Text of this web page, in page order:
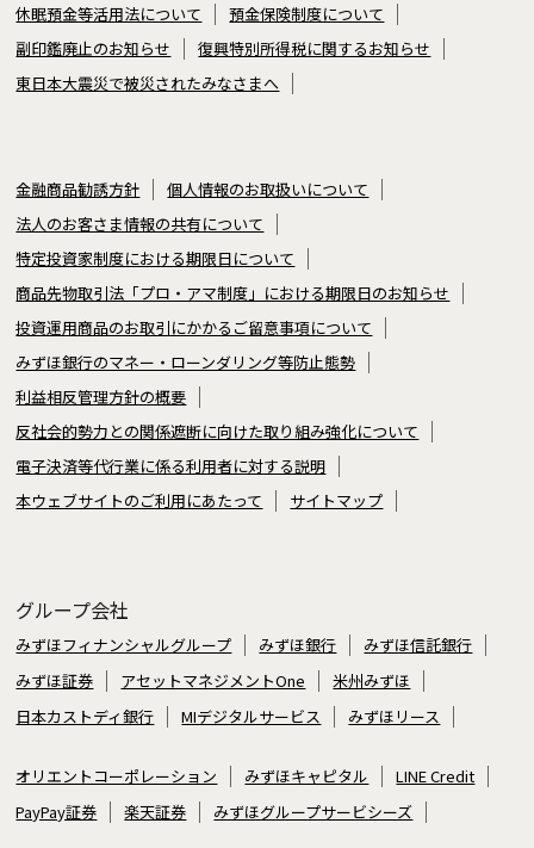
休眠預金等活用法について
預金保険制度について
副印鑑廃止のお知らせ
復興特別所得税に関するお知らせ
東日本大震災で被災されたみなさまへ
金融商品勧誘方針
個人情報のお取扱いについて
法人のお客さま情報の共有について
特定投資家制度における期限日について
商品先物取引法「プロ・アマ制度」における期限日のお知らせ
投資運用商品のお取引にかかるご留意事項について
みずほ銀行のマネー・ローンダリング等防止態勢
利益相反管理方針の概要
反社会的勢力との関係遮断に向けた取り組み強化について
電子決済等代行業に係る利用者に対する説明
本ウェブサイトのご利用にあたって
サイトマップ
グループ会社
みずほフィナンシャルグループ みずほ銀行
みずほ信託銀行
みずほ証券
アセットマネジメントOne
米州みずほ
日本カストディ銀行
MIデジタルサービス みずほリース
オリエントコーポレーション みずほキャピタル
LINE Credit
PayPay証券
楽天証券 みずほグループサービシーズ